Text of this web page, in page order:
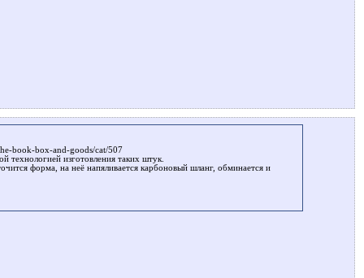
book-box-and-goods/cat/507
технологией изготовления таких штук.
форма, на неё напяливается карбоновый шланг, обминается и